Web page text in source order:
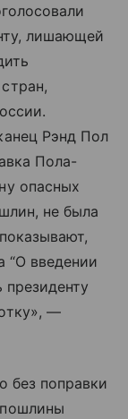
лишающей
Рэнд Пол
Пола-
опасных
не была
“О введении
—
без поправки